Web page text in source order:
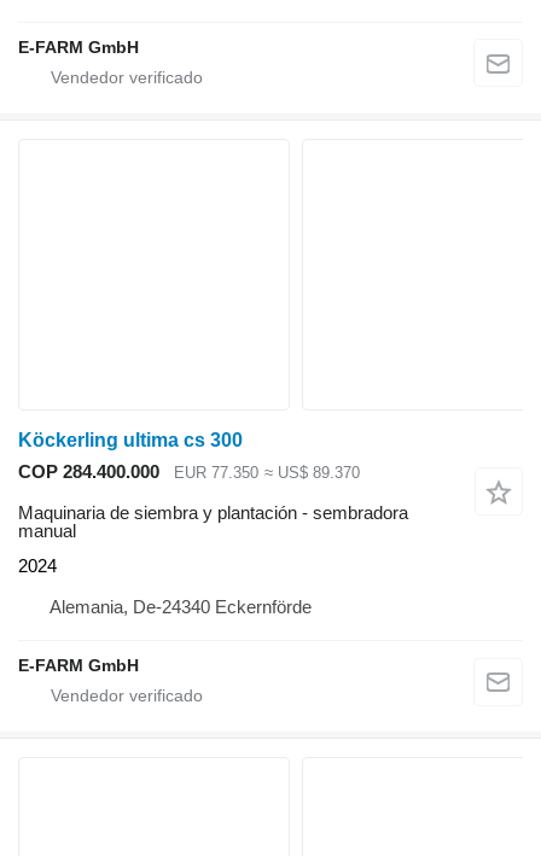
E-FARM GmbH
Köckerling ultima cs 300
COP 284.400.000
EUR 77.350 ≈ US$ 89.370
Maquinaria de siembra y plantación - sembradora
manual
2024
Alemania, De-24340 Eckernförde
E-FARM GmbH